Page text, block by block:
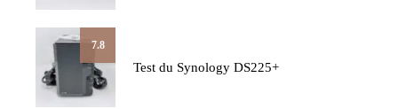
7.8
Test du Synology DS225+